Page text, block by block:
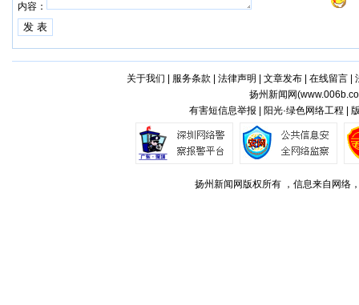
内容：
关于我们 服务条款 法律声明 文章发布| 在线留言|
扬州新闻网(
有害短信息举报 | 阳光·绿色网络工程 |
扬州新闻网版权所有 ，信息来自网络